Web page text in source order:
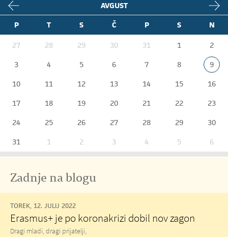
AVGUST
P
T S Č P S N
27 28 29 30 31 1
2
3
4 5 6 7 8
9
10
11 12 13 14 15
16
17
18 19 20 21 22
23
24
25 26 27 28 29
30
31
1 2 3 4 5 6
Zadnje na blogu
TOREK, 12. JULIJ 2022
Erasmus+ je po koronakrizi dobil nov zagon
Dragi mladi, dragi prijatelji,